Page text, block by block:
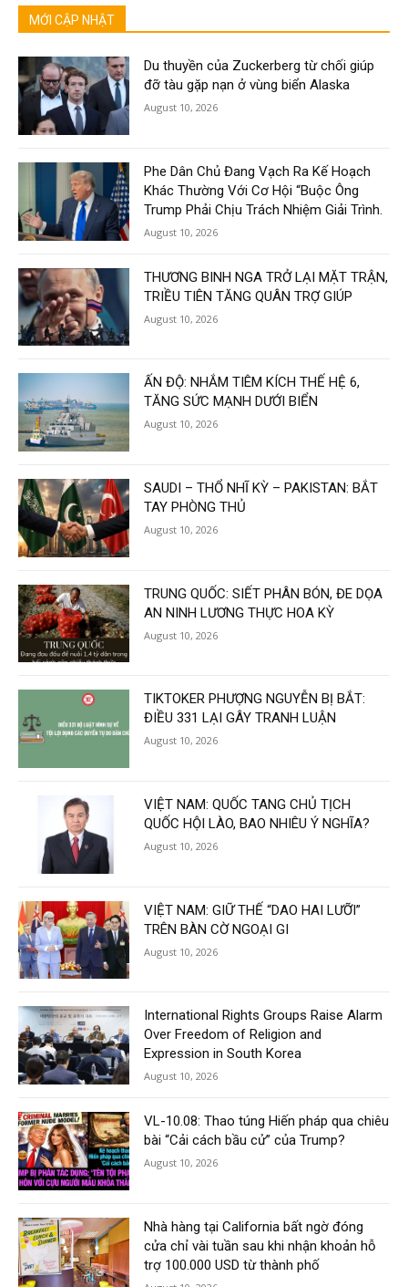
MỚI CẬP NHẬT
Du thuyền của Zuckerberg từ chối giúp
đỡ tàu gặp nạn ở vùng biển Alaska
August 10, 2026
Phe Dân Chủ Đang Vạch Ra Kế Hoạch
Khác Thường Với Cơ Hội “Buộc Ông
Trump Phải Chịu Trách Nhiệm Giải Trình.
August 10, 2026
THƯƠNG BINH NGA TRỞ LẠI MẶT TRẬN,
TRIỀU TIÊN TĂNG QUÂN TRỢ GIÚP
August 10, 2026
ẤN ĐỘ: NHẮM TIÊM KÍCH THẾ HỆ 6,
TĂNG SỨC MẠNH DƯỚI BIỂN
August 10, 2026
SAUDI – THỔ NHĨ KỲ – PAKISTAN: BẮT
TAY PHÒNG THỦ
August 10, 2026
TRUNG QUỐC: SIẾT PHÂN BÓN, ĐE DỌA
AN NINH LƯƠNG THỰC HOA KỲ
August 10, 2026
TIKTOKER PHƯỢNG NGUYỄN BỊ BẮT:
ĐIỀU 331 LẠI GÂY TRANH LUẬN
August 10, 2026
VIỆT NAM: QUỐC TANG CHỦ TỊCH
QUỐC HỘI LÀO, BAO NHIÊU Ý NGHĨA?
August 10, 2026
VIỆT NAM: GIỮ THẾ “DAO HAI LƯỠI”
TRÊN BÀN CỜ NGOẠI GI
August 10, 2026
International Rights Groups Raise Alarm
Over Freedom of Religion and
Expression in South Korea
August 10, 2026
VL-10.08: Thao túng Hiến pháp qua chiêu
bài “Cải cách bầu cử” của Trump?
August 10, 2026
Nhà hàng tại California bất ngờ đóng
cửa chỉ vài tuần sau khi nhận khoản hỗ
trợ 100.000 USD từ thành phố